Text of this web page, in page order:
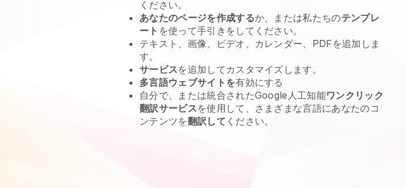
ください。
あなたのページを作成するか、または私たちのテンプレ
ート を使って手引きをしてください。
テキスト、画像、ビデオ、カレンダー、PDFを追加しま
す。
サービスを追加してカスタマイズします。
多言語ウェブサイトを有効にする
自分で、または統合されたGoogle人工知能ワンクリック
翻訳サービスを使用して、さまざまな言語にあなたのコ
ンテンツを翻訳して ください。